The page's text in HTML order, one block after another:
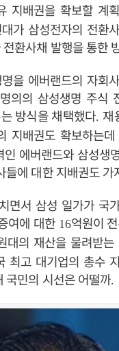
지배권을 확보할 계
가 삼성전자의 전환
환사채 발행을 통한
을 에버랜드의 자회
의의 삼성생명 주식
방식을 채택했다. 재
지배권도 확보하는
에버랜드와 삼성생
들에 대한 지배권도 가
면서 삼성 일가가 국
여에 대한 16억원이
대의 재산을 물려받
최고 대기업의 총수
국민의 시선은 어떨까.